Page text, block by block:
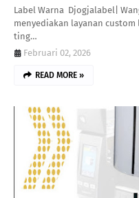
Label Warna Djogjalabel|
menyediakan layanan
ting…
Februari 02, 2026
READ MORE »